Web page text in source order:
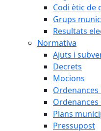
Codi ètic de
Grups
Resultats
Normativa
Ajuts i
Decrets
Mocions
Ordenances
Plans
Pressupost